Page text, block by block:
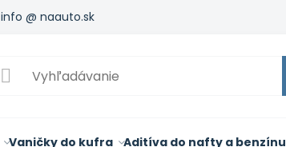
info @ naauto.sk
Vaničky do kufra Aditíva do nafty a benzínu